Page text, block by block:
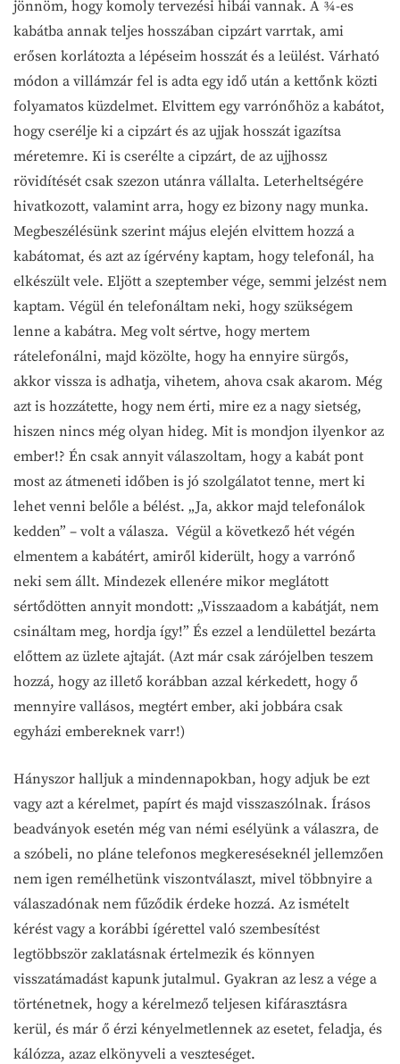
jönnöm, hogy komoly tervezési hibái vannak. A ¾-es
kabátba annak teljes hosszában cipzárt varrtak, ami
erősen korlátozta a lépéseim hosszát és a leülést. Várható
módon a villámzár fel is adta egy idő után a kettőnk közti
folyamatos küzdelmet. Elvittem egy varrónőhöz a kabátot,
hogy cserélje ki a cipzárt és az ujjak hosszát igazítsa
méretemre. Ki is cserélte a cipzárt, de az ujjhossz
rövidítését csak szezon utánra vállalta. Leterheltségére
hivatkozott, valamint arra, hogy ez bizony nagy munka.
Megbeszélésünk szerint május elején elvittem hozzá a
kabátomat, és azt az ígérvény kaptam, hogy telefonál, ha
elkészült vele. Eljött a szeptember vége, semmi jelzést nem
kaptam. Végül én telefonáltam neki, hogy szükségem
lenne a kabátra. Meg volt sértve, hogy mertem
rátelefonálni, majd közölte, hogy ha ennyire sürgős,
akkor vissza is adhatja, vihetem, ahova csak akarom. Még
azt is hozzátette, hogy nem érti, mire ez a nagy sietség,
hiszen nincs még olyan hideg. Mit is mondjon ilyenkor az
ember!? Én csak annyit válaszoltam, hogy a kabát pont
most az átmeneti időben is jó szolgálatot tenne, mert ki
lehet venni belőle a bélést. „Ja, akkor majd telefonálok
kedden” – volt a válasza. Végül a következő hét végén
elmentem a kabátért, amiről kiderült, hogy a varrónő
neki sem állt. Mindezek ellenére mikor meglátott
sértődötten annyit mondott: „Visszaadom a kabátját, nem
csináltam meg, hordja így!” És ezzel a lendülettel bezárta
előttem az üzlete ajtaját. (Azt már csak zárójelben teszem
hozzá, hogy az illető korábban azzal kérkedett, hogy ő
mennyire vallásos, megtért ember, aki jobbára csak
egyházi embereknek varr!)
Hányszor halljuk a mindennapokban, hogy adjuk be ezt
vagy azt a kérelmet, papírt és majd visszaszólnak. Írásos
beadványok esetén még van némi esélyünk a válaszra, de
a szóbeli, no pláne telefonos megkereséseknél jellemzően
nem igen remélhetünk viszontválaszt, mivel többnyire a
válaszadónak nem fűződik érdeke hozzá. Az ismételt
kérést vagy a korábbi ígérettel való szembesítést
legtöbbször zaklatásnak értelmezik és könnyen
visszatámadást kapunk jutalmul. Gyakran az lesz a vége a
történetnek, hogy a kérelmező teljesen kifárasztásra
kerül, és már ő érzi kényelmetlennek az esetet, feladja, és
kálózza, azaz elkönyveli a veszteséget.